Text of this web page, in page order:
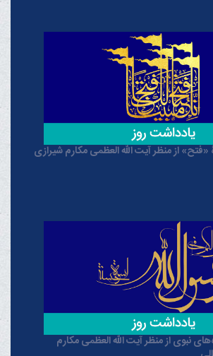
از منظر آیت الله العظمی مکارم شیرازی
نبوی از منظر آیت الله العظمی مکارم